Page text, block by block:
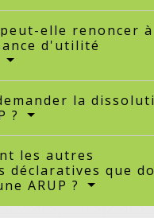
peut-elle renoncer
d'utilité
la
?
les autres
déclaratives que
ARUP ?